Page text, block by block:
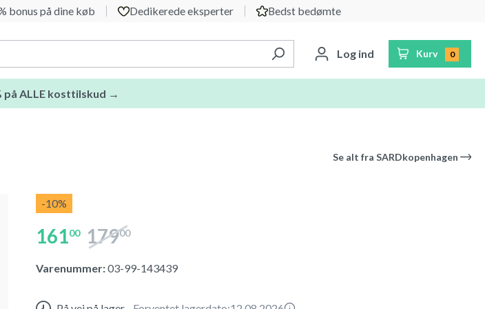
bonus på dine køb Dedikerede eksperter Bedst bedømte
Log ind Kurv 0
på ALLE kosttilskud →
Se alt fra SARDkopenhagen
-10%
16100 17900
Varenummer:03-99-143439